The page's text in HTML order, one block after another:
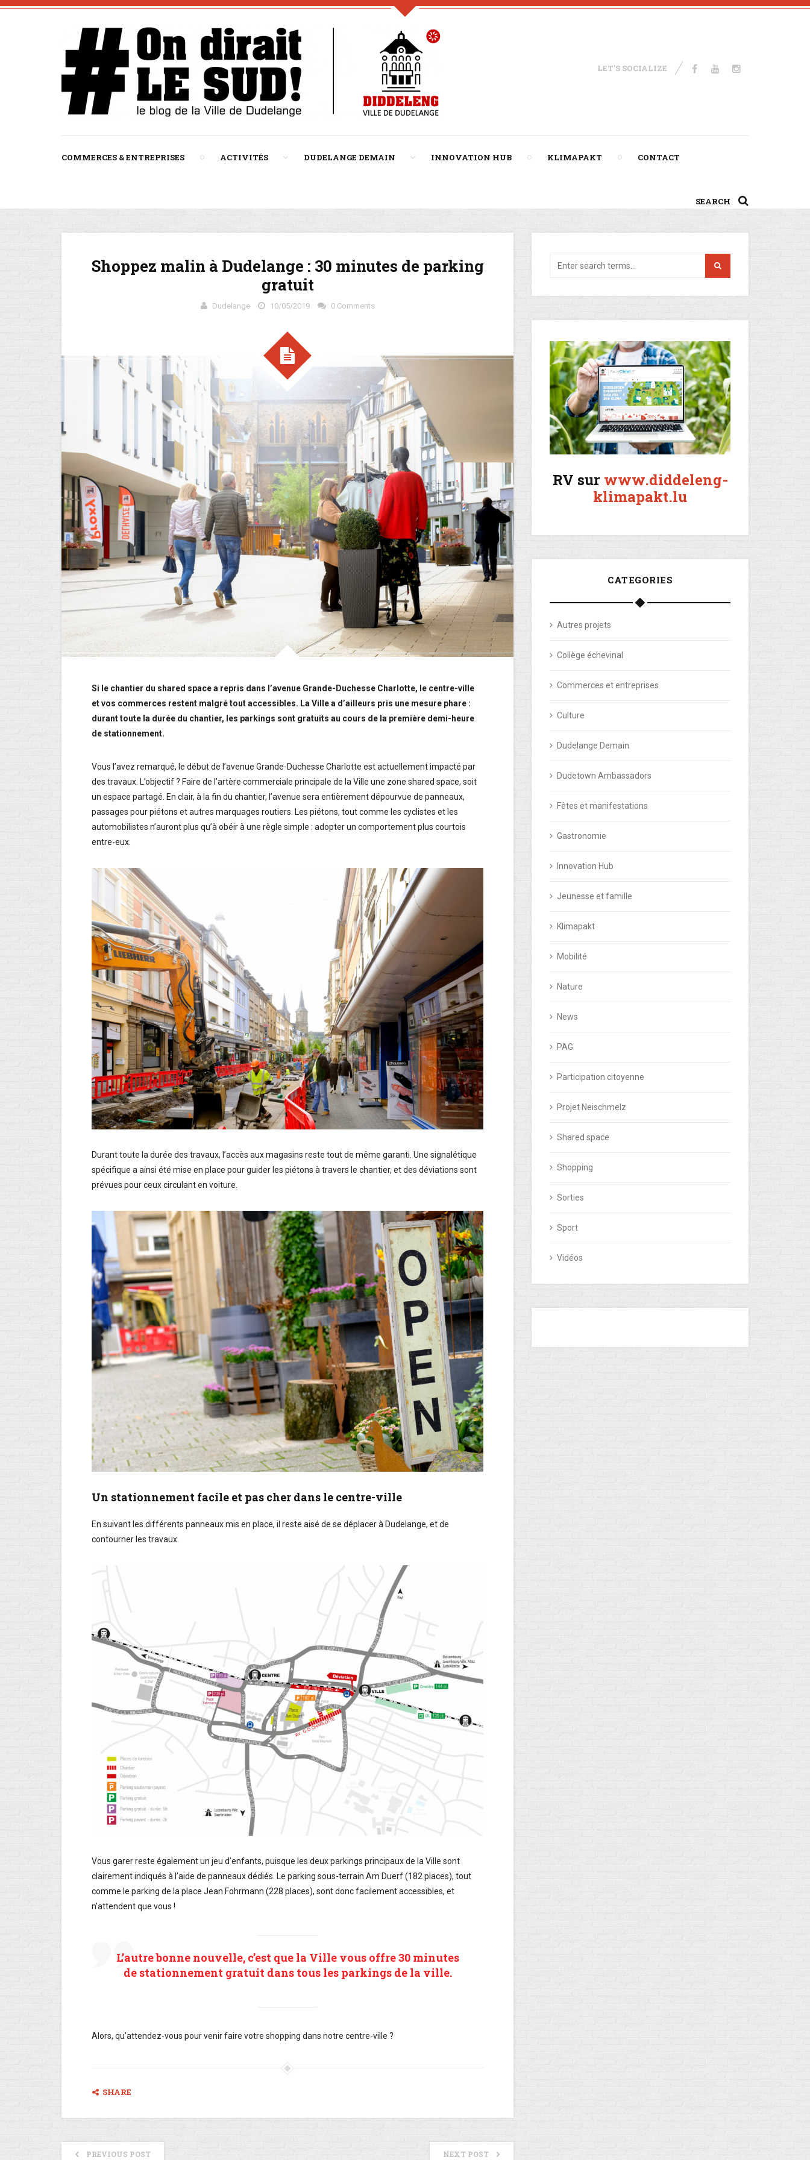
LET'S SOCIALIZE
COMMERCES & ENTREPRISES ACTIVITÉS DUDELANGE DEMAIN INNOVATION HUB KLIMAPAKT CONTACT
SEARCH
Shoppez malin à Dudelange : 30 minutes de parking
gratuit
Dudelange 10/05/2019 0 Comments
Si le chantier du shared space a repris dans l’avenue Grande-Duchesse Charlotte, le centre-ville
et vos commerces restent malgré tout accessibles. La Ville a d’ailleurs pris une mesure phare :
durant toute la durée du chantier, les parkings sont gratuits au cours de la première demi-heure
de stationnement.
Vous l’avez remarqué, le début de l’avenue Grande-Duchesse Charlotte est actuellement impacté par
des travaux. L’objectif ? Faire de l’artère commerciale principale de la Ville une zone shared space, soit
un espace partagé. En clair, à la fin du chantier, l’avenue sera entièrement dépourvue de panneaux,
passages pour piétons et autres marquages routiers. Les piétons, tout comme les cyclistes et les
automobilistes n’auront plus qu’à obéir à une règle simple : adopter un comportement plus courtois
entre-eux.
Durant toute la durée des travaux, l’accès aux magasins reste tout de même garanti. Une signalétique
spécifique a ainsi été mise en place pour guider les piétons à travers le chantier, et des déviations sont
prévues pour ceux circulant en voiture.
Un stationnement facile et pas cher dans le centre-ville
En suivant les différents panneaux mis en place, il reste aisé de se déplacer à Dudelange, et de
contourner les travaux.
Vous garer reste également un jeu d’enfants, puisque les deux parkings principaux de la Ville sont
clairement indiqués à l’aide de panneaux dédiés. Le parking sous-terrain Am Duerf (182 places), tout
comme le parking de la place Jean Fohrmann (228 places), sont donc facilement accessibles, et
n’attendent que vous !
L’autre bonne nouvelle, c’est que la Ville vous offre 30 minutes
de stationnement gratuit dans tous les parkings de la ville.
Alors, qu’attendez-vous pour venir faire votre shopping dans notre centre-ville ?
SHARE
PREVIOUS POST NEXT POST
RV sur www.diddeleng-
klimapakt.lu
CATEGORIES
Autres projets
Collège échevinal
Commerces et entreprises
Culture
Dudelange Demain
Dudetown Ambassadors
Fêtes et manifestations
Gastronomie
Innovation Hub
Jeunesse et famille
Klimapakt
Mobilité
Nature
News
PAG
Participation citoyenne
Projet Neischmelz
Shared space
Shopping
Sorties
Sport
Vidéos